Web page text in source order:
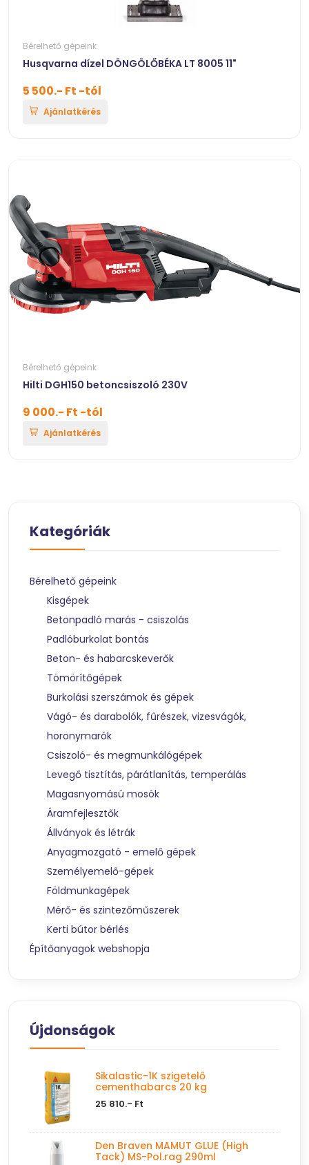
Bérelhető gépeink
Husqvarna dízel DÖNGÖLŐBÉKA LT 8005 11"
5 500.- Ft -tól
Ajánlatkérés
Bérelhető gépeink
Hilti DGH150 betoncsiszoló 230V
9 000.- Ft -tól
Ajánlatkérés
Kategóriák
Bérelhető gépeink
Kisgépek
Betonpadló marás - csiszolás
Padlóburkolat bontás
Beton- és habarcskeverők
Tömörítőgépek
Burkolási szerszámok és gépek
Vágó- és darabolók, fűrészek, vizesvágók,
horonymarók
Csiszoló- és megmunkálógépek
Levegő tisztítás, párátlanítás, temperálás
Magasnyomású mosók
Áramfejlesztők
Állványok és létrák
Anyagmozgató - emelő gépek
Személyemelő-gépek
Földmunkagépek
Mérő- és szintezőműszerek
Kerti bútor bérlés
Építőanyagok webshopja
Újdonságok
Sikalastic-1K szigetelő
cementhabarcs 20 kg
25 810.- Ft
Den Braven MAMUT GLUE (High
Tack) MS-Pol.rag 290ml